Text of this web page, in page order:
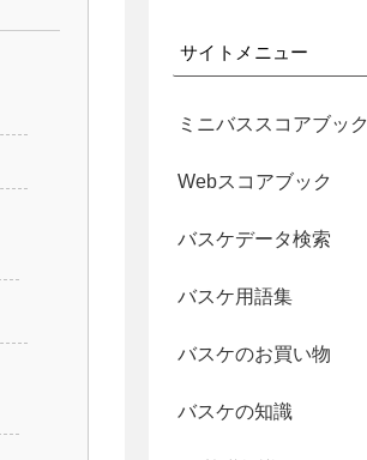
サイトメニュー
ミニバススコアブック
Webスコアブック
バスケデータ検索
バスケ用語集
バスケのお買い物
バスケの知識